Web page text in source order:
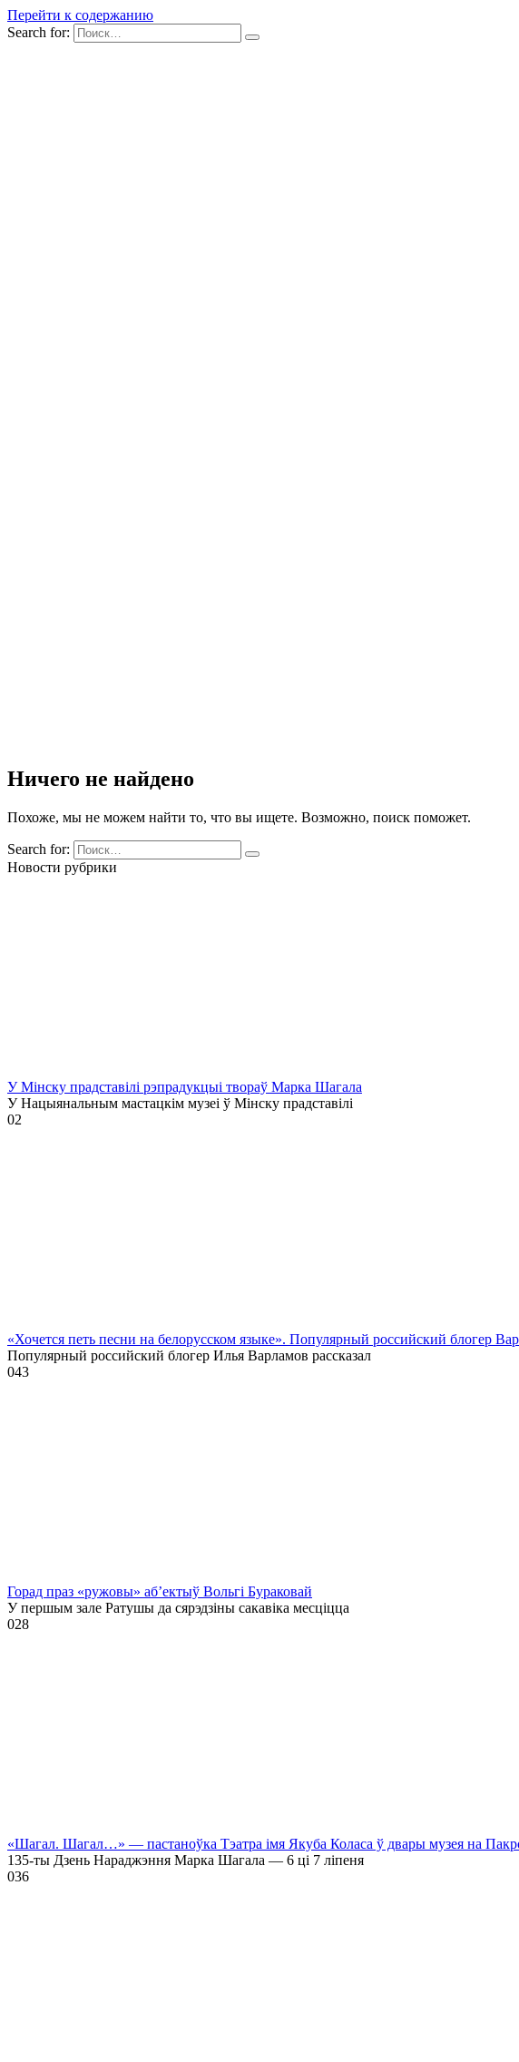
Перейти к содержанию
Search for:
Ничего не найдено
Похоже, мы не можем найти то, что вы ищете. Возможно, поиск поможет.
Search for:
Новости рубрики
У Мінску прадставілі рэпрадукцыі твораў Марка Шагала
У Нацыянальным мастацкім музеі ў Мінску прадставілі
02
«Хочется петь песни на белорусском языке». Популярный российский блогер
Популярный российский блогер Илья Варламов рассказал
043
Горад праз «ружовы» аб’ектыў Вольгі Бураковай
У першым зале Ратушы да сярэдзіны сакавіка месціцца
028
«Шагал. Шагал…» — пастаноўка Тэатра імя Якуба Коласа ў двары музея на
135-ты Дзень Нараджэння Марка Шагала — 6 ці 7 ліпеня
036